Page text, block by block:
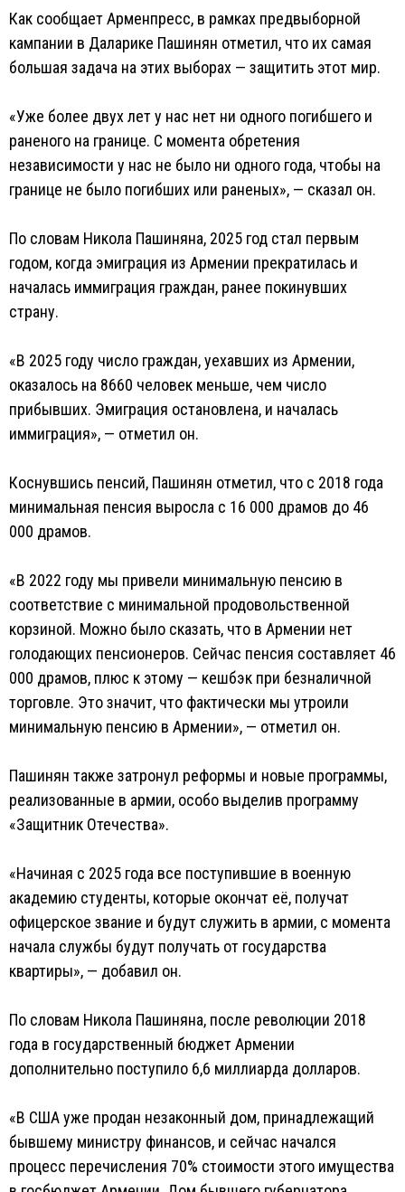
Как сообщает Арменпресс, в рамках предвыборной
кампании в Даларике Пашинян отметил, что их самая
большая задача на этих выборах — защитить этот мир.
«Уже более двух лет у нас нет ни одного погибшего и
раненого на границе. С момента обретения
независимости у нас не было ни одного года, чтобы на
границе не было погибших или раненых», — сказал он.
По словам Никола Пашиняна, 2025 год стал первым
годом, когда эмиграция из Армении прекратилась и
началась иммиграция граждан, ранее покинувших
страну.
«В 2025 году число граждан, уехавших из Армении,
оказалось на 8660 человек меньше, чем число
прибывших. Эмиграция остановлена, и началась
иммиграция», — отметил он.
Коснувшись пенсий, Пашинян отметил, что с 2018 года
минимальная пенсия выросла с 16 000 драмов до 46
000 драмов.
«В 2022 году мы привели минимальную пенсию в
соответствие с минимальной продовольственной
корзиной. Можно было сказать, что в Армении нет
голодающих пенсионеров. Сейчас пенсия составляет 46
000 драмов, плюс к этому — кешбэк при безналичной
торговле. Это значит, что фактически мы утроили
минимальную пенсию в Армении», — отметил он.
Пашинян также затронул реформы и новые программы,
реализованные в армии, особо выделив программу
«Защитник Отечества».
«Начиная с 2025 года все поступившие в военную
академию студенты, которые окончат её, получат
офицерское звание и будут служить в армии, с момента
начала службы будут получать от государства
квартиры», — добавил он.
По словам Никола Пашиняна, после революции 2018
года в государственный бюджет Армении
дополнительно поступило 6,6 миллиарда долларов.
«В США уже продан незаконный дом, принадлежащий
бывшему министру финансов, и сейчас начался
процесс перечисления 70% стоимости этого имущества